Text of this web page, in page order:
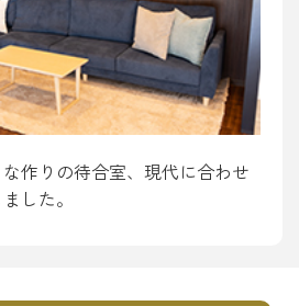
作りの待合室、現代に合わせ
した。